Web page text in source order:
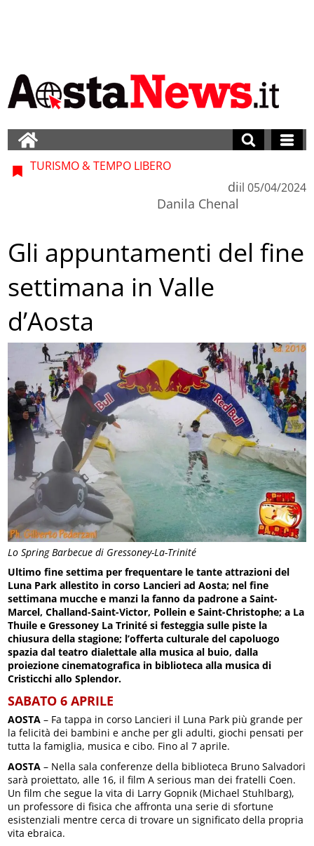
Lo Spring Barbecue di Gressoney-La-Trinité
TURISMO & TEMPO LIBERO
di
Danila Chenal
il 05/04/2024
Gli appuntamenti del fine
settimana in Valle
d’Aosta
Ultimo fine settima per frequentare le tante attrazioni del
Luna Park allestito in corso Lancieri ad Aosta; nel fine
settimana mucche e manzi la fanno da padrone a Saint-
Marcel, Challand-Saint-Victor, Pollein e Saint-Christophe; a La
Thuile e Gressoney La Trinité si festeggia sulle piste la
chiusura della stagione; l’offerta culturale del capoluogo
spazia dal teatro dialettale alla musica al buio, dalla
proiezione cinematografica in biblioteca alla musica di
Cristicchi allo Splendor.
SABATO 6 APRILE
AOSTA – Fa tappa in corso Lancieri il Luna Park più grande per
la felicità dei bambini e anche per gli adulti, giochi pensati per
tutta la famiglia, musica e cibo. Fino al 7 aprile.
AOSTA – Nella sala conferenze della biblioteca Bruno Salvadori
sarà proiettato, alle 16, il film A serious man dei fratelli Coen.
Un film che segue la vita di Larry Gopnik (Michael Stuhlbarg),
un professore di fisica che affronta una serie di sfortune
esistenziali mentre cerca di trovare un significato della propria
vita ebraica.